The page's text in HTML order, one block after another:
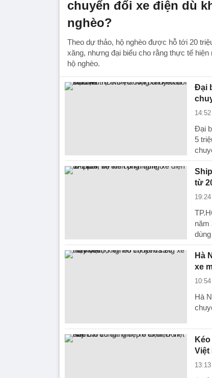
chuyển đổi xe điện dù
nghèo?
Theo dự thảo, hộ nghèo được hỗ tới 20
xăng, nhưng đại biểu cho rằng thực tế
hộ nghèo.
Đại
Đại
5
từ
năm
Hà
xe
Hà
Việt